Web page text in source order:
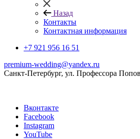
Назад
Контакты
Контактная информация
+7 921 956 16 51
premium-wedding@yandex.ru
Санкт-Петербург, ул. Профессора
Вконтакте
Facebook
Instagram
YouTube